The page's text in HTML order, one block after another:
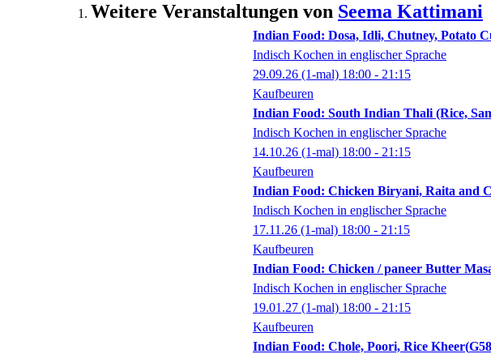
Weitere Veranstaltungen von Seema Kattimani
Indian Food: Dosa, Idli, Chutney, Potato
Indisch Kochen in englischer Sprache
29.09.26 (1-mal) 18:00 - 21:15
Kaufbeuren
Indian Food: South Indian Thali (Rice,
Indisch Kochen in englischer Sprache
14.10.26 (1-mal) 18:00 - 21:15
Kaufbeuren
Indian Food: Chicken Biryani, Raita and
Indisch Kochen in englischer Sprache
17.11.26 (1-mal) 18:00 - 21:15
Kaufbeuren
Indian Food: Chicken / paneer Butter
Indisch Kochen in englischer Sprache
19.01.27 (1-mal) 18:00 - 21:15
Kaufbeuren
Indian Food: Chole, Poori, Rice Kheer